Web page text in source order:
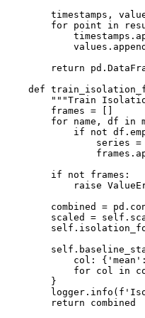
timestamps,
for point in
return
def
"""Train
        frames = []
for name, df in
if not
series
        if not frames:
raise
combined =
scaled =
col:
for col in
        }
        return combined